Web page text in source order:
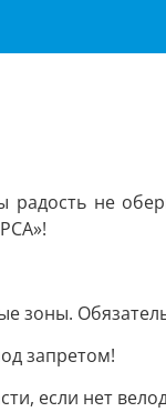
не
зоны.
запретом!
если нет